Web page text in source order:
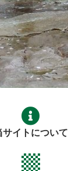
サイトについて